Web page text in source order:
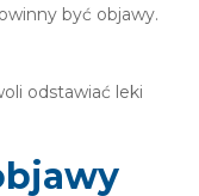
być objawy.
odstawiać leki